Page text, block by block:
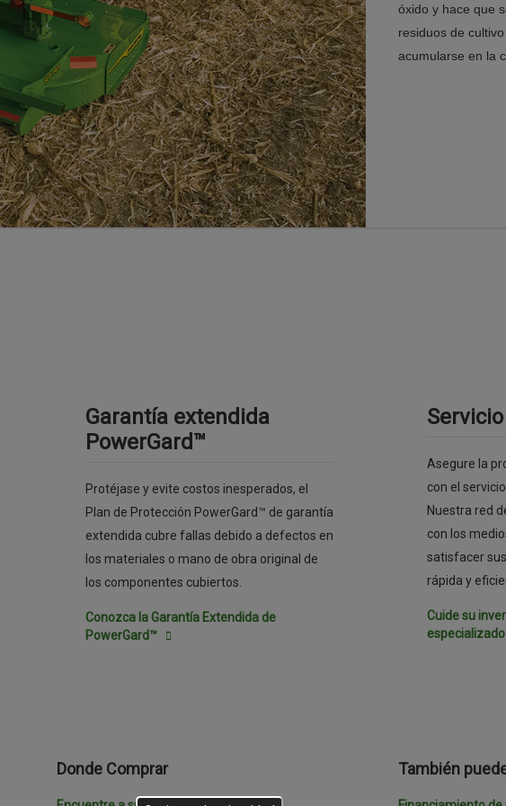
óxido y hace que
residuos de
acumularse en la
Garantía extendida
PowerGard™
Protéjase y evite costos inesperados, el
Plan de Protección PowerGard™ de garantía
extendida cubre fallas debido a defectos en
los materiales o mano de obra original de
los componentes cubiertos.
Conozca la Garantía Extendida de
PowerGard™
Asegure la
con el
Nuestra red
con los
satisfacer
rápida y
Cuide su
Donde Comprar También